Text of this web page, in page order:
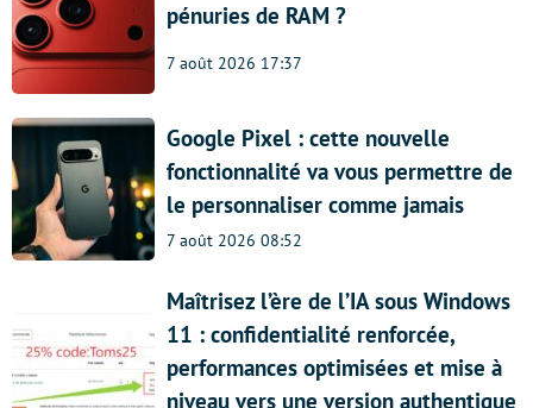
pénuries de RAM ?
7 août 2026 17:37
Google Pixel : cette nouvelle
fonctionnalité va vous permettre de
le personnaliser comme jamais
7 août 2026 08:52
Maîtrisez l’ère de l’IA sous Windows
11 : confidentialité renforcée,
performances optimisées et mise à
niveau vers une version authentique